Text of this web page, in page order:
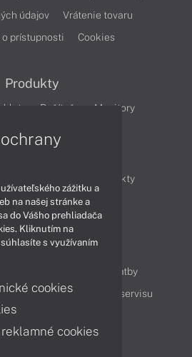
údajov
Vrátenie tovaru
prístupnosti
Cookies
Produkty
Počítače Monitory
Produkty
Videá
Obsah
Možnosti doručenia a platby
Servisné služby Cenník servisu
Kontakty
zážitku a
na našej stránke a
do Vášho prehliadača
Kliknutím na
s využívaním
cookies
cookies